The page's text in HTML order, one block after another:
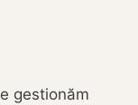
gestionăm